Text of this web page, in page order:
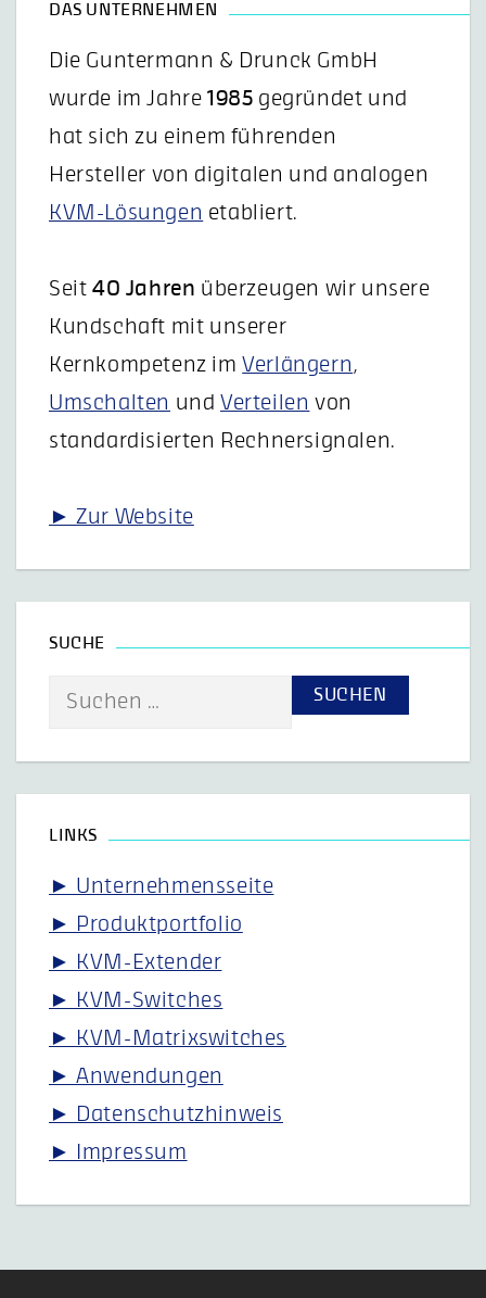
DAS UNTERNEHMEN
Die Guntermann & Drunck GmbH
wurde im Jahre 1985 gegründet und
hat sich zu einem führenden
Hersteller von digitalen und analogen
KVM-Lösungen etabliert.
Seit 40 Jahren überzeugen wir unsere
Kundschaft mit unserer
Kernkompetenz imVerlängern ,
Umschalten und Verteilen von
standardisierten Rechnersignalen.
► Zur Website
SUCHE
Suche
LINKS
► Unternehmensseite
► Produktportfolio
► KVM-Extender
► KVM-Switches
► KVM-Matrixswitches
► Anwendungen
► Datenschutzhinweis
► Impressum